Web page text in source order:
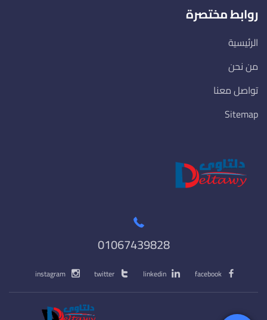
روابط مختصرة
الرئيسية
من نحن
تواصل معنا
Sitemap
01067439828
facebook
linkedin
twitter
instagram